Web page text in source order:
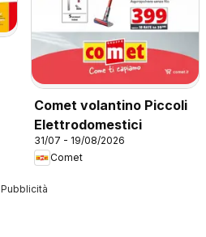
Comet volantino Piccoli
Elettrodomestici
31/07 - 19/08/2026
Comet
Pubblicità